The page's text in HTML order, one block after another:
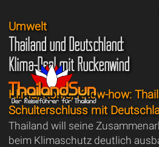
Umwelt
Thailand und Deutschland:
Klima-Deal mit Rückenwind
Klima, Kohle, Know-how:
Schulterschluss mit
Thailand will seine
beim Klimaschutz deutlich